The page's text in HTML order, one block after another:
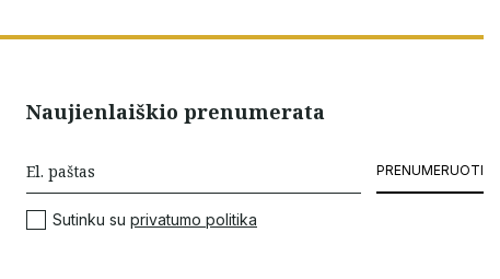
Naujienlaiškio prenumerata
PRENUMERUOTI
Sutinku su privatumo politika